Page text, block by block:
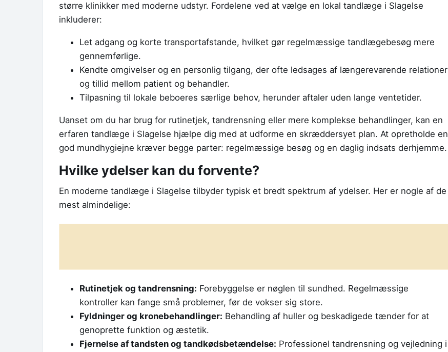
større klinikker med moderne udstyr. Fordelene ved at vælge en lokal tandlæge i Slagelse
inkluderer:
Let adgang og korte transportafstande, hvilket gør regelmæssige tandlægebesøg mere
gennemførlige.
Kendte omgivelser og en personlig tilgang, der ofte ledsages af længerevarende relationer
og tillid mellom patient og behandler.
Tilpasning til lokale beboeres særlige behov, herunder aftaler uden lange ventetider.
Uanset om du har brug for rutinetjek, tandrensning eller mere komplekse behandlinger, kan en
erfaren tandlæge i Slagelse hjælpe dig med at udforme en skræddersyet plan. At opretholde en
god mundhygiejne kræver begge parter: regelmæssige besøg og en daglig indsats derhjemme.
Hvilke ydelser kan du forvente?
En moderne tandlæge i Slagelse tilbyder typisk et bredt spektrum af ydelser. Her er nogle af de
mest almindelige:
Rutinetjek og tandrensning: Forebyggelse er nøglen til sundhed. Regelmæssige
kontroller kan fange små problemer, før de vokser sig store.
Fyldninger og kronebehandlinger: Behandling af huller og beskadigede tænder for at
genoprette funktion og æstetik.
Fjernelse af tandsten og tandkødsbetændelse: Professionel tandrensning og vejledning i